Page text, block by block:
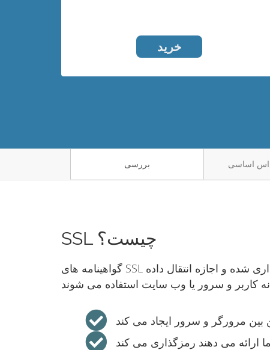
خرید
بررسی
SSL چیست؟
گواهینامه های SSL برای امنیت اینترنت اساسی هستند. آنها برای ایجاد یک اتصال رمزگذاری شده و اجازه انتقال داده